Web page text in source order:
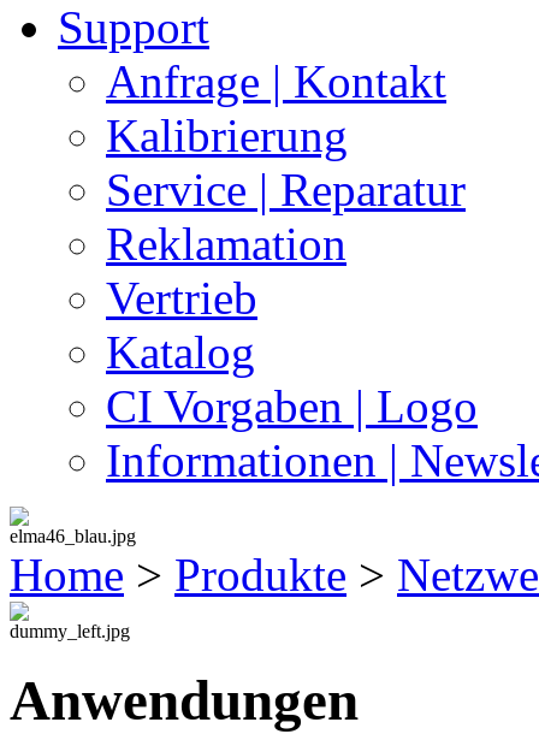
Support
Anfrage | Kontakt
Kalibrierung
Service | Reparatur
Reklamation
Vertrieb
Katalog
CI Vorgaben | Logo
Informationen |
Home > Produkte >
Anwendungen